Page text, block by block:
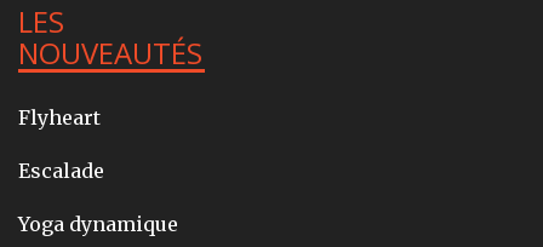
LES
NOUVEAUTÉS
Flyheart
Escalade
Yoga dynamique